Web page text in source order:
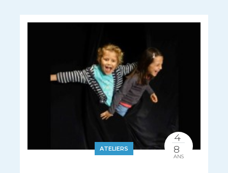
ATELIERS
4
8
ANS